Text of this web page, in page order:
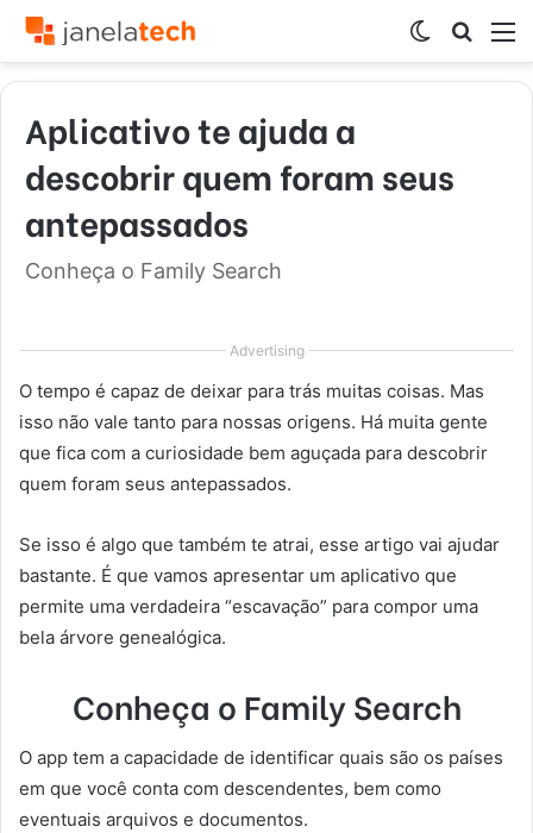
por
Switch
skin
Aplicativo te ajuda a
descobrir quem foram seus
antepassados
Conheça o Family Search
Advertising
O tempo é capaz de deixar para trás muitas coisas. Mas
isso não vale tanto para nossas origens. Há muita gente
que fica com a curiosidade bem aguçada para descobrir
quem foram seus antepassados.
Se isso é algo que também te atrai, esse artigo vai ajudar
bastante. É que vamos apresentar um aplicativo que
permite uma verdadeira “escavação” para compor uma
bela árvore genealógica.
Conheça o Family Search
O app tem a capacidade de identificar quais são os países
em que você conta com descendentes, bem como
eventuais arquivos e documentos.